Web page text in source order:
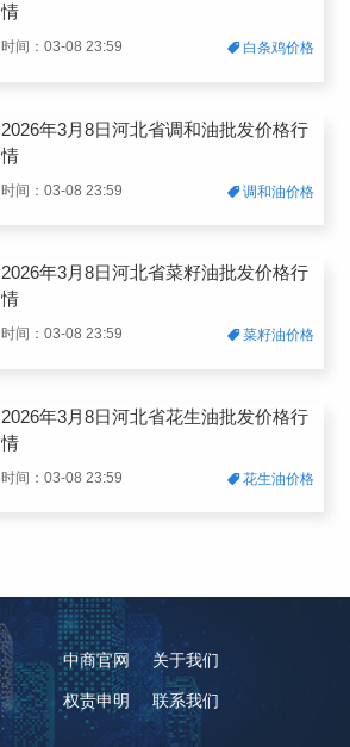
情
时间：03-08 23:59 白条鸡价格
2026年3月8日河北省调和油批发价格行
情
时间：03-08 23:59 调和油价格
2026年3月8日河北省菜籽油批发价格行
情
时间：03-08 23:59 菜籽油价格
2026年3月8日河北省花生油批发价格行
情
时间：03-08 23:59 花生油价格
中商官网 关于我们
权责申明 联系我们